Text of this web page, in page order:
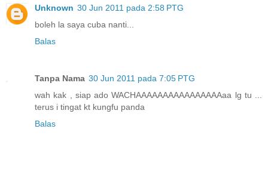
Unknown 30 Jun 2011 pada 2:58 PTG
boleh la saya cuba nanti...
Balas
Tanpa Nama 30 Jun 2011 pada 7:05 PTG
wah kak , siap ado WACHAAAAAAAAAAAAAAAAaa lg tu ...
terus i tingat kt kungfu panda
Balas